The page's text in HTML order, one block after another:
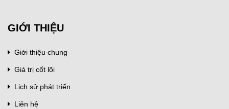
GIỚI THIỆU
Giới thiệu chung
Giá trị cốt lõi
Lịch sử phát triển
Liên hệ